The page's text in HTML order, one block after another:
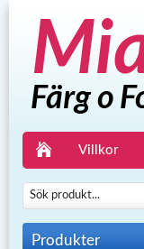
Villkor
Produkter